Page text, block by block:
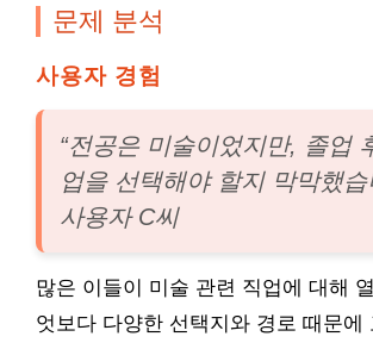
문제 분석
사용자 경험
“전공은 미술이었지만, 졸업
업을 선택해야 할지 막막했습
사용자 C씨
많은 이들이 미술 관련 직업에 대해
엇보다 다양한 선택지와 경로 때문에